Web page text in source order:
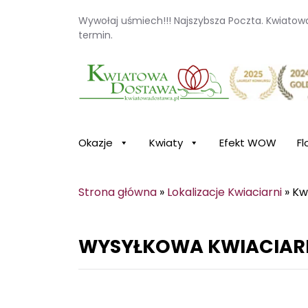
Wywołaj uśmiech!!! Najszybsza Poczta.
termin.
Kwiaciarnia internetowa Kwiatowa
Okazje Kwiaty Efekt WOW
Strona główna » Lokalizacje Kwiaciarni »
WYSYŁKOWA